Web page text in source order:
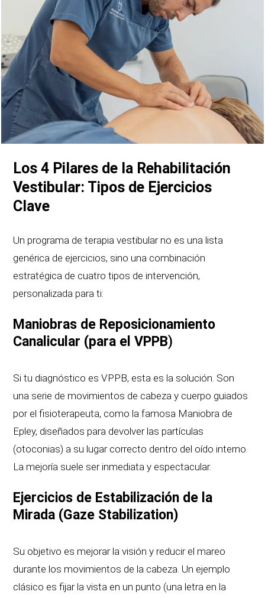
Los 4 Pilares de la Rehabilitación
Vestibular: Tipos de Ejercicios
Clave
Un programa de terapia vestibular no es una lista
genérica de ejercicios, sino una combinación
estratégica de cuatro tipos de intervención,
personalizada para ti:
Maniobras de Reposicionamiento
Canalicular (para el VPPB)
Si tu diagnóstico es VPPB, esta es la solución. Son
una serie de movimientos de cabeza y cuerpo guiados
por el fisioterapeuta, como la famosa Maniobra de
Epley, diseñados para devolver las partículas
(otoconias) a su lugar correcto dentro del oído interno.
La mejoría suele ser inmediata y espectacular.
Ejercicios de Estabilización de la
Mirada (Gaze Stabilization)
Su objetivo es mejorar la visión y reducir el mareo
durante los movimientos de la cabeza. Un ejemplo
clásico es fijar la vista en un punto (una letra en la